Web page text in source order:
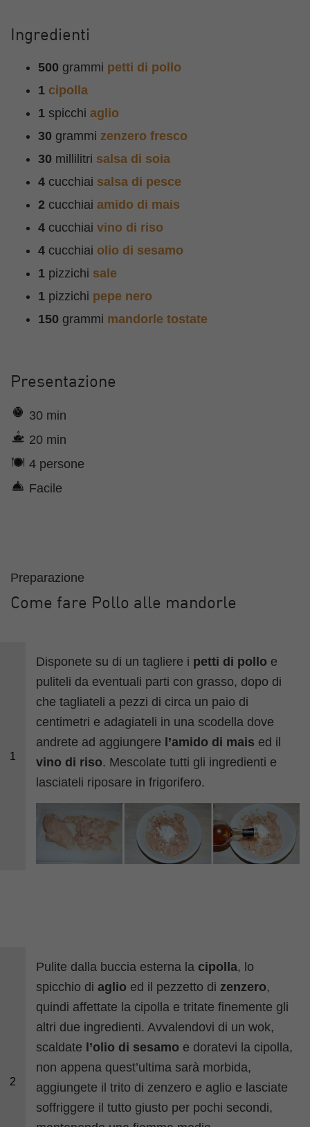
Ingredienti
500 grammi petti di pollo
1 cipolla
1 spicchi aglio
30 grammi zenzero fresco
30 millilitri salsa di soia
4 cucchiai salsa di pesce
2 cucchiai amido di mais
4 cucchiai vino di riso
4 cucchiai olio di sesamo
1 pizzichi sale
1 pizzichi pepe nero
150 grammi mandorle tostate
Presentazione
30 min
20 min
4 persone
Facile
Preparazione
Come fare Pollo alle mandorle
1
Disponete su di un tagliere i petti di pollo e
puliteli da eventuali parti con grasso, dopo di
che tagliateli a pezzi di circa un paio di
centimetri e adagiateli in una scodella dove
andrete ad aggiungere l’amido di mais ed il
vino di riso. Mescolate tutti gli ingredienti e
lasciateli riposare in frigorifero.
2
Pulite dalla buccia esterna la cipolla, lo
spicchio diaglio ed il pezzetto dizenzero,
quindi affettate la cipolla e tritate finemente gli
altri due ingredienti. Avvalendovi di un wok,
scaldate l’olio di sesamo e doratevi la cipolla,
non appena quest’ultima sarà morbida,
aggiungete il trito di zenzero e aglio e lasciate
soffriggere il tutto giusto per pochi secondi,